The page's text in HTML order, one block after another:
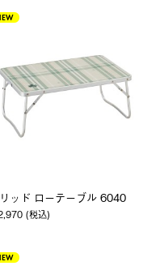
ッド ローテーブル 6040
(税込)